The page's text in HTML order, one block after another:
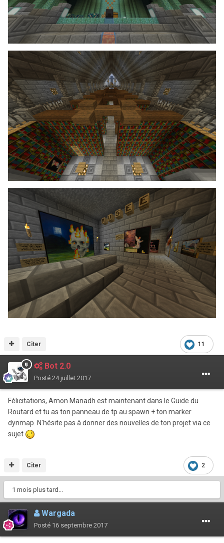
11
Citer
Bot 2.0
Posté 24 juillet 2017
Félicitations, Amon Manadh est maintenant dans le Guide du
Routard et tu as ton panneau de tp au spawn + ton marker
dynmap. N'hésite pas à donner des nouvelles de ton projet via ce
sujet
2
Citer
1 mois plus tard...
Wargada
Posté 16 septembre 2017